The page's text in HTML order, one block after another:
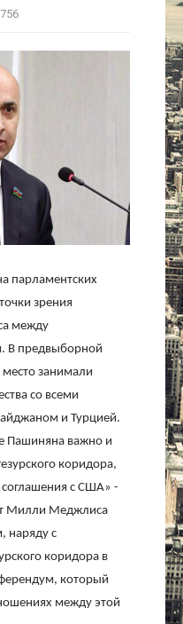
Литература
Актуально
756
парламентских
зрения
между
В предвыборной
занимали
со всеми
и Турцией.
Пашиняна важно и
коридора,
с США» -
Милли Меджлиса
наряду с
коридора в
который
между этой